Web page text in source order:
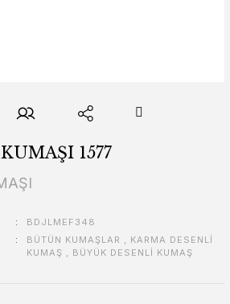
1577
BDJLMEF348
BÜTÜN KUMAŞLAR , KARMA DESENLİ
KUMAŞ , BÜYÜK DESENLİ KUMAŞ